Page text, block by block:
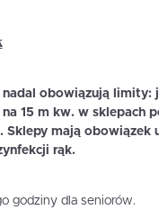
obowiązują limity:
15 m kw. w sklepach
Sklepy mają
rąk.
godziny dla seniorów.